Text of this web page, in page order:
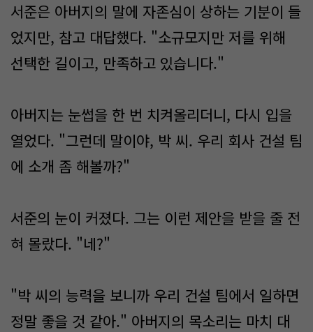
서준은 아버지의 말에 자존심이 상하는 기분이 들
었지만, 참고 대답했다. "소규모지만 저를 위해
선택한 길이고, 만족하고 있습니다."
아버지는 눈썹을 한 번 치켜올리더니, 다시 입을
열었다. "그런데 말이야, 박 씨. 우리 회사 건설 팀
에 소개 좀 해볼까?"
서준의 눈이 커졌다. 그는 이런 제안을 받을 줄 전
혀 몰랐다. "네?"
"박 씨의 능력을 보니까 우리 건설 팀에서 일하면
정말 좋을 것 같아." 아버지의 목소리는 마치 대